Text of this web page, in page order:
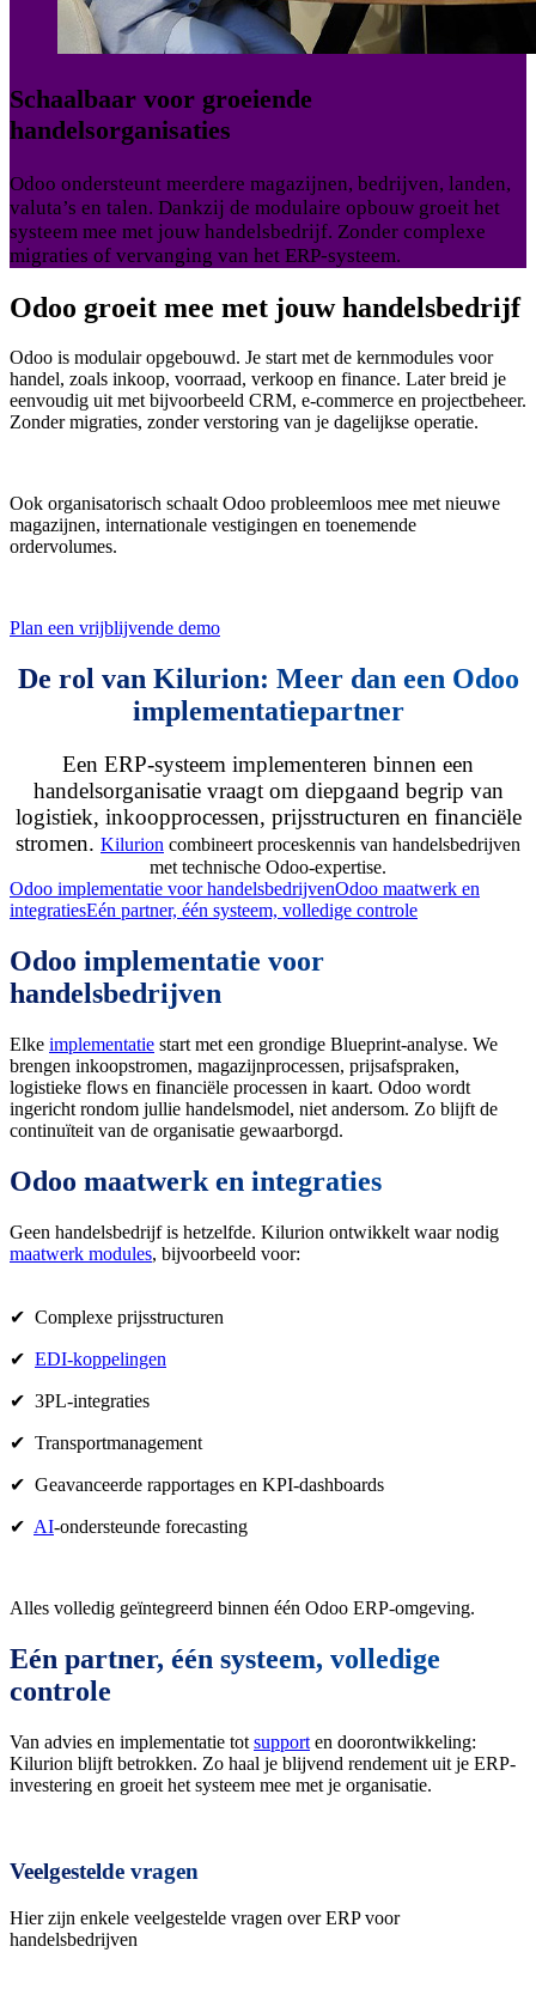
Schaalbaar voor groeiende
handelsorganisaties
Odoo ondersteunt meerdere magazijnen, bedrijven, landen,
valuta’s en talen. Dankzij de modulaire opbouw groeit het
systeem mee met jouw handelsbedrijf. Zonder complexe
migraties of vervanging van het ERP-systeem.
Odoo groeit mee met jouw handelsbedrijf
Odoo is modulair opgebouwd. Je start met de kernmodules voor
handel, zoals inkoop, voorraad, verkoop en finance. Later breid je
eenvoudig uit met bijvoorbeeld CRM, e-commerce en projectbeheer.
Zonder migraties, zonder verstoring van je dagelijkse operatie.
Ook organisatorisch schaalt Odoo probleemloos mee met nieuwe
magazijnen, internationale vestigingen en toenemende
ordervolumes.
Plan een vrijblijvende demo
De rol van Kilurion: Meer dan een Odoo
implementatiepartner
Een ERP-systeem implementeren binnen een
handelsorganisatie vraagt om diepgaand begrip van
logistiek, inkoopprocessen, prijsstructuren en financiële
stromen. Kilurion combineert proceskennis van handelsbedrijven
met technische Odoo-expertise.
Odoo implementatie voor handelsbedrijvenOdoo maatwerk en
integratiesEén partner, één systeem, volledige controle
Odoo implementatie voor
handelsbedrijven
Elke implementatie start met een grondige Blueprint-analyse. We
brengen inkoopstromen, magazijnprocessen, prijsafspraken,
logistieke flows en financiële processen in kaart. Odoo wordt
ingericht rondom jullie handelsmodel, niet andersom. Zo blijft de
continuïteit van de organisatie gewaarborgd.
Odoo maatwerk en integraties
Geen handelsbedrijf is hetzelfde. Kilurion ontwikkelt waar nodig
maatwerk modules, bijvoorbeeld voor:
✔ Complexe prijsstructuren
✔ EDI-koppelingen
✔ 3PL-integraties
✔ Transportmanagement
✔ Geavanceerde rapportages en KPI-dashboards
✔ AI-ondersteunde forecasting
Alles volledig geïntegreerd binnen één Odoo ERP-omgeving.
Eén partner, één systeem, volledige
controle
Van advies en implementatie tot support en doorontwikkeling:
Kilurion blijft betrokken. Zo haal je blijvend rendement uit je ERP-
investering en groeit het systeem mee met je organisatie.
Veelgestelde vragen
Hier zijn enkele veelgestelde vragen over ERP voor
handelsbedrijven